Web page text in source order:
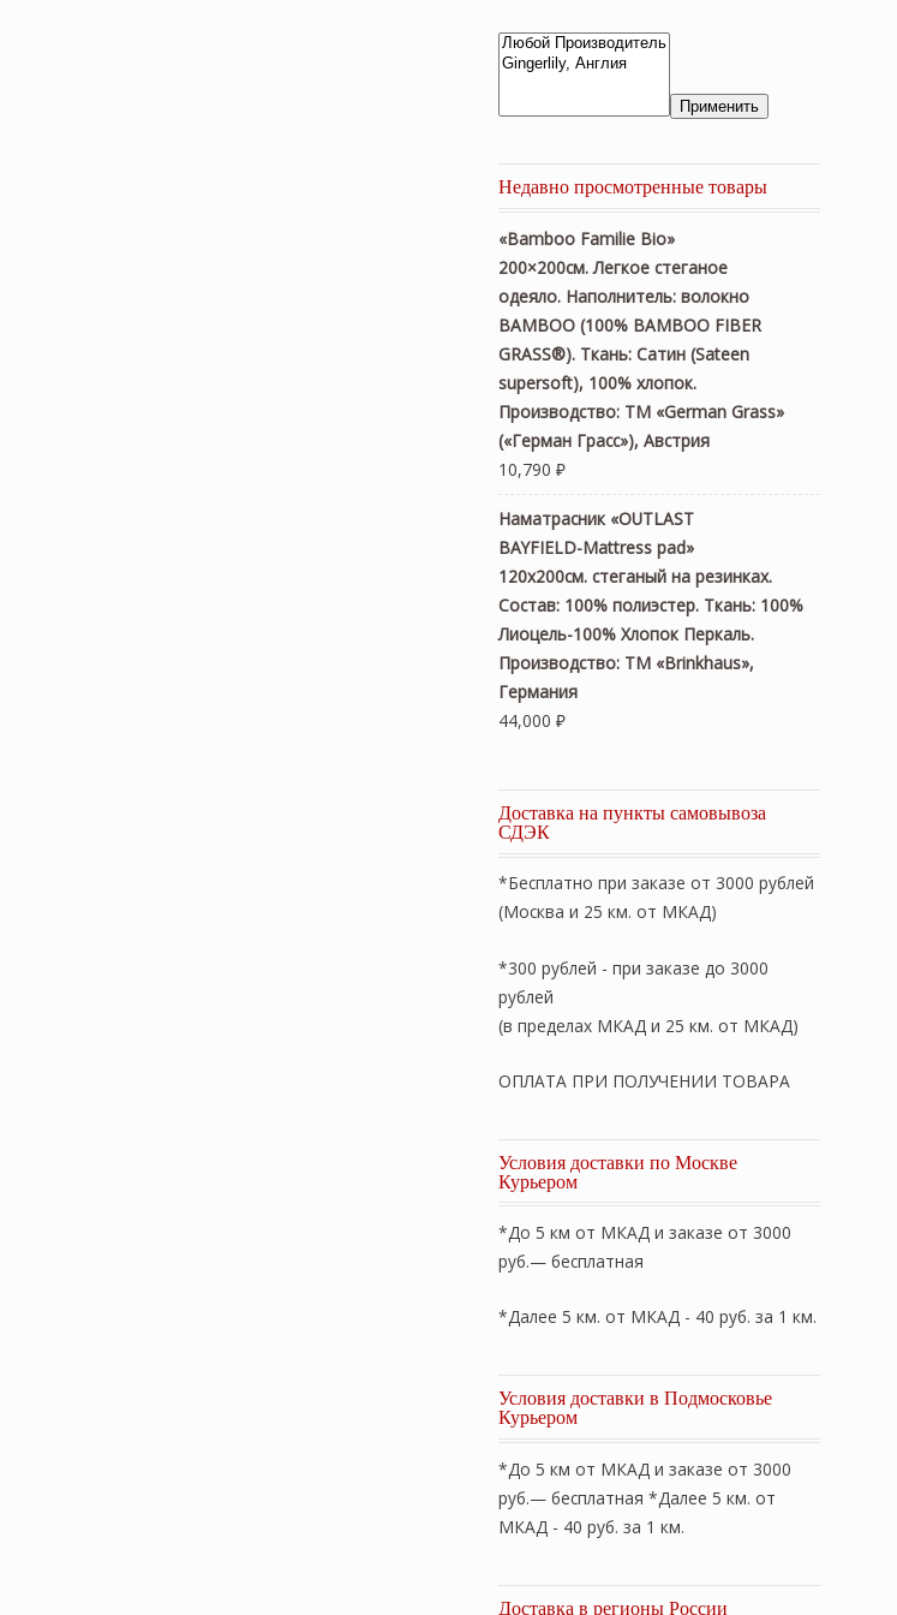
Применить
Недавно просмотренные товары
«Bamboo Familie Bio»
200×200см. Легкое стеганое
одеяло. Наполнитель: волокно
BAMBOO (100% BAMBOO FIBER
GRASS®). Ткань: Сатин (Sateen
supersoft), 100% хлопок.
Производство: ТМ «German Grass»
(«Герман Грасс»), Австрия
10,790 ₽
Наматрасник «OUTLAST
BAYFIELD-Mattress pad»
120х200см. стеганый на резинках.
Состав: 100% полиэстер. Ткань: 100%
Лиоцель-100% Хлопок Перкаль.
Производство: ТМ «Brinkhaus»,
Германия
44,000 ₽
Доставка на пункты самовывоза
СДЭК
*Бесплатно при заказе от 3000 рублей
(Москва и 25 км. от МКАД)
*300 рублей - при заказе до 3000
рублей
(в пределах МКАД и 25 км. от МКАД)
ОПЛАТА ПРИ ПОЛУЧЕНИИ ТОВАРА
Условия доставки по Москве
Курьером
*До 5 км от МКАД и заказе от 3000
руб.— бесплатная
*Далее 5 км. от МКАД - 40 руб. за 1 км.
Условия доставки в Подмосковье
Курьером
*До 5 км от МКАД и заказе от 3000
руб.— бесплатная *Далее 5 км. от
МКАД - 40 руб. за 1 км.
Доставка в регионы России